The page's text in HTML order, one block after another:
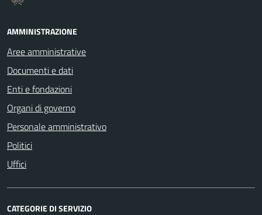
AMMINISTRAZIONE
Aree amministrative
Documenti e dati
Enti e fondazioni
Organi di governo
Personale amministrativo
Politici
Uffici
CATEGORIE DI SERVIZIO